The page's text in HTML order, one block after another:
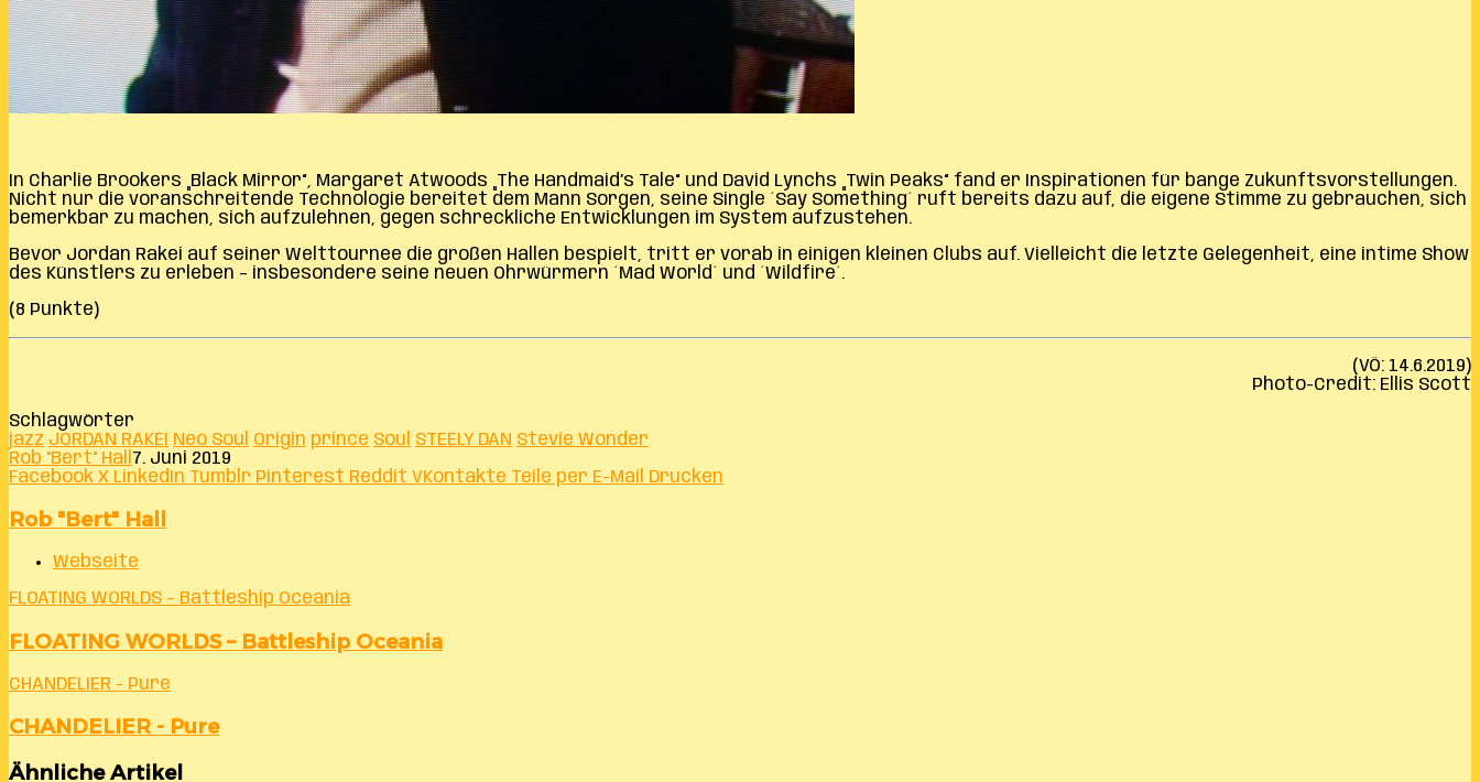
In Charlie Brookers „Black Mirror“, Margaret Atwoods „The Handmaid’s Tale“ und David Lynchs „Twin Peaks“ fand er Inspirationen für bange Zukunftsvorstellungen.
Nicht nur die voranschreitende Technologie bereitet dem Mann Sorgen, seine Single ´Say Something´ ruft bereits dazu auf, die eigene Stimme zu gebrauchen, sich
bemerkbar zu machen, sich aufzulehnen, gegen schreckliche Entwicklungen im System aufzustehen.
Bevor Jordan Rakei auf seiner Welttournee die großen Hallen bespielt, tritt er vorab in einigen kleinen Clubs auf. Vielleicht die letzte Gelegenheit, eine intime Show
des Künstlers zu erleben – insbesondere seine neuen Ohrwürmern ´Mad World´ und ´Wildfire´.
(8 Punkte)
(VÖ: 14.6.2019)
Photo-Credit: Ellis Scott
Schlagwörter
jazz JORDAN RAKEI Neo Soul Origin prince Soul STEELY DAN Stevie Wonder
Rob "Bert" Hall 7. Juni 2019
Facebook X LinkedIn Tumblr Pinterest Reddit VKontakte Teile per E-Mail Drucken
Rob "Bert" Hall
Webseite
FLOATING WORLDS – Battleship Oceania
FLOATING WORLDS – Battleship Oceania
CHANDELIER - Pure
CHANDELIER - Pure
Ähnliche Artikel